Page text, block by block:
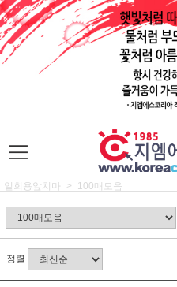
일회용앞치마 100매모음
정렬